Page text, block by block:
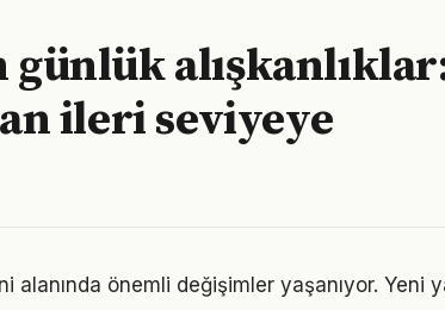
günlük
ileri seviyeye
alanında önemli değişimler yaşanıyor. Yeni